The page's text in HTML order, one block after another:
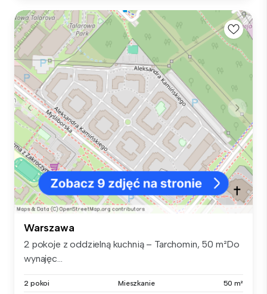
Warszawa
2 pokoje z oddzielną kuchnią – Tarchomin, 50 m²Do
wynajęc...
2 pokoi Mieszkanie 50 m²